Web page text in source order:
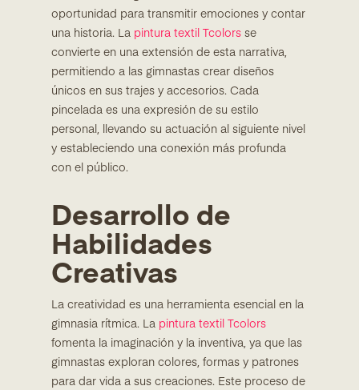
oportunidad para transmitir emociones y contar
una historia. La pintura textil Tcolors se
convierte en una extensión de esta narrativa,
permitiendo a las gimnastas crear diseños
únicos en sus trajes y accesorios. Cada
pincelada es una expresión de su estilo
personal, llevando su actuación al siguiente nivel
y estableciendo una conexión más profunda
con el público.
Desarrollo de
Habilidades
Creativas
La creatividad es una herramienta esencial en la
gimnasia rítmica. La pintura textil Tcolors
fomenta la imaginación y la inventiva, ya que las
gimnastas exploran colores, formas y patrones
para dar vida a sus creaciones. Este proceso de